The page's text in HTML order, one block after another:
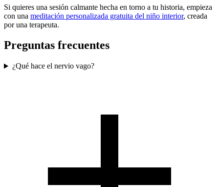
Si quieres una sesión calmante hecha en torno a tu historia, empieza
con una meditación personalizada gratuita del niño interior, creada
por una terapeuta.
Preguntas frecuentes
¿Qué hace el nervio vago?